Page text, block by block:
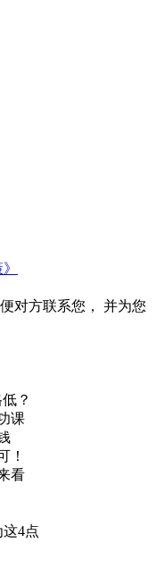
对方联系您， 并为您
？
课
！
看
4点